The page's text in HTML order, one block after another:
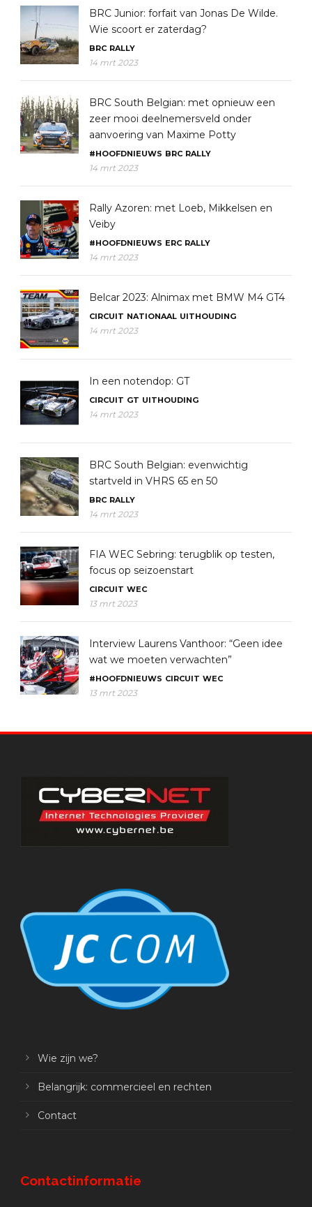
BRC Junior: forfait van Jonas De Wilde.
Wie scoort er zaterdag?
BRC RALLY
14 mrt 2023
BRC South Belgian: met opnieuw een
zeer mooi deelnemersveld onder
aanvoering van Maxime Potty
#HOOFDNIEUWS BRC RALLY
14 mrt 2023
Rally Azoren: met Loeb, Mikkelsen en
Veiby
#HOOFDNIEUWS ERC RALLY
14 mrt 2023
Belcar 2023: Alnimax met BMW M4 GT4
CIRCUIT NATIONAAL UITHOUDING
14 mrt 2023
In een notendop: GT
CIRCUIT GT UITHOUDING
14 mrt 2023
BRC South Belgian: evenwichtig
startveld in VHRS 65 en 50
BRC RALLY
14 mrt 2023
FIA WEC Sebring: terugblik op testen,
focus op seizoenstart
CIRCUIT WEC
13 mrt 2023
Interview Laurens Vanthoor: “Geen idee
wat we moeten verwachten”
#HOOFDNIEUWS CIRCUIT WEC
13 mrt 2023
Wie zijn we?
Belangrijk: commercieel en rechten
Contact
Contactinformatie